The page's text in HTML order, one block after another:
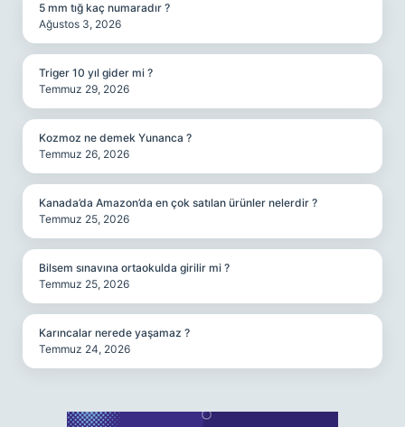
5 mm tığ kaç numaradır ?
Ağustos 3, 2026
Triger 10 yıl gider mi ?
Temmuz 29, 2026
Kozmoz ne demek Yunanca ?
Temmuz 26, 2026
Kanada’da Amazon’da en çok satılan ürünler nelerdir ?
Temmuz 25, 2026
Bilsem sınavına ortaokulda girilir mi ?
Temmuz 25, 2026
Karıncalar nerede yaşamaz ?
Temmuz 24, 2026